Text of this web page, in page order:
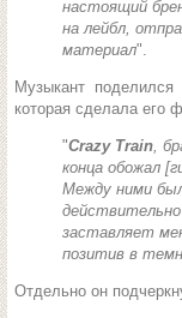
настоящий
на лейбл,
материал".
Музыкант
которая сделала его
"Crazy Train,
конца обожал
Между ними
заставляет
позитив в
Отдельно он